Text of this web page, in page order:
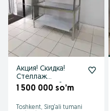
Акция! Скидка!
Стеллаж
ресторанный
1 500 000 so’m
Toshkent, Sirg‘ali tumani